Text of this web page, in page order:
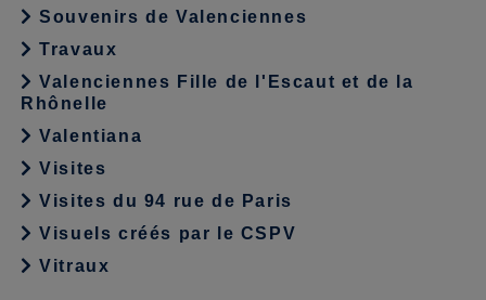
Souvenirs de Valenciennes
Travaux
Valenciennes Fille de l'Escaut et de la
Rhônelle
Valentiana
Visites
Visites du 94 rue de Paris
Visuels créés par le CSPV
Vitraux